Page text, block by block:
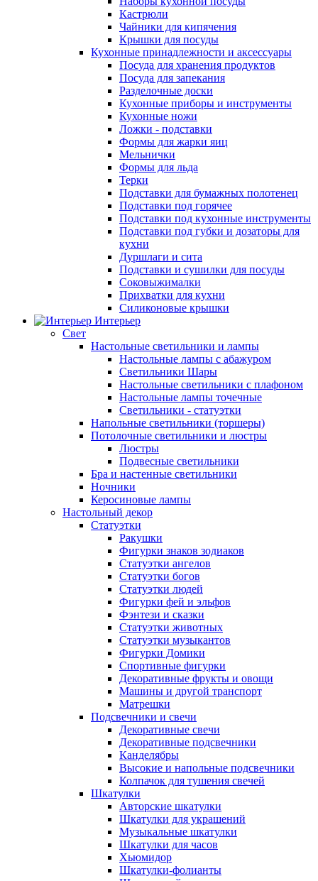
Кастрюли
Чайники для кипячения
Крышки для посуды
Кухонные принадлежности и аксессуары
Посуда для хранения продуктов
Посуда для запекания
Разделочные доски
Кухонные приборы и инструменты
Кухонные ножи
Ложки - подставки
Формы для жарки яиц
Мельнички
Формы для льда
Терки
Подставки для бумажных полотенец
Подставки под горячее
Подставки под кухонные инструменты
Подставки под губки и дозаторы для
кухни
Дуршлаги и сита
Подставки и сушилки для посуды
Соковыжималки
Прихватки для кухни
Силиконовые крышки
Интерьер
Свет
Настольные светильники и лампы
Настольные лампы с абажуром
Светильники Шары
Настольные светильники с плафоном
Настольные лампы точечные
Светильники - статуэтки
Напольные светильники (торшеры)
Потолочные светильники и люстры
Люстры
Подвесные светильники
Бра и настенные светильники
Ночники
Керосиновые лампы
Настольный декор
Статуэтки
Ракушки
Фигурки знаков зодиаков
Статуэтки ангелов
Статуэтки богов
Статуэтки людей
Фигурки фей и эльфов
Фэнтези и сказки
Статуэтки животных
Статуэтки музыкантов
Фигурки Домики
Спортивные фигурки
Декоративные фрукты и овощи
Машины и другой транспорт
Матрешки
Подсвечники и свечи
Декоративные свечи
Декоративные подсвечники
Канделябры
Высокие и напольные подсвечники
Колпачок для тушения свечей
Шкатулки
Авторские шкатулки
Шкатулки для украшений
Музыкальные шкатулки
Шкатулки для часов
Хьюмидор
Шкатулки-фолианты